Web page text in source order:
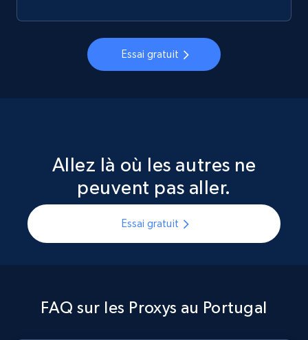
Essai gratuit
Allez là où les autres ne
peuvent pas aller.
Essai gratuit
FAQ sur les Proxys au Portugal